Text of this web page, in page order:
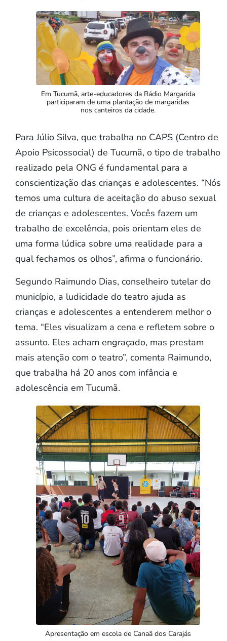
Em Tucumã, arte-educadores da Rádio Margarida
participaram de uma plantação de margaridas
nos canteiros da cidade.
Para Júlio Silva, que trabalha no CAPS (Centro de
Apoio Psicossocial) de Tucumã, o tipo de trabalho
realizado pela ONG é fundamental para a
conscientização das crianças e adolescentes. “Nós
temos uma cultura de aceitação do abuso sexual
de crianças e adolescentes. Vocês fazem um
trabalho de excelência, pois orientam eles de
uma forma lúdica sobre uma realidade para a
qual fechamos os olhos”, afirma o funcionário.
Segundo Raimundo Dias, conselheiro tutelar do
município, a ludicidade do teatro ajuda as
crianças e adolescentes a entenderem melhor o
tema. “Eles visualizam a cena e refletem sobre o
assunto. Eles acham engraçado, mas prestam
mais atenção com o teatro”, comenta Raimundo,
que trabalha há 20 anos com infância e
adolescência em Tucumã.
Apresentação em escola de Canaã dos Carajás